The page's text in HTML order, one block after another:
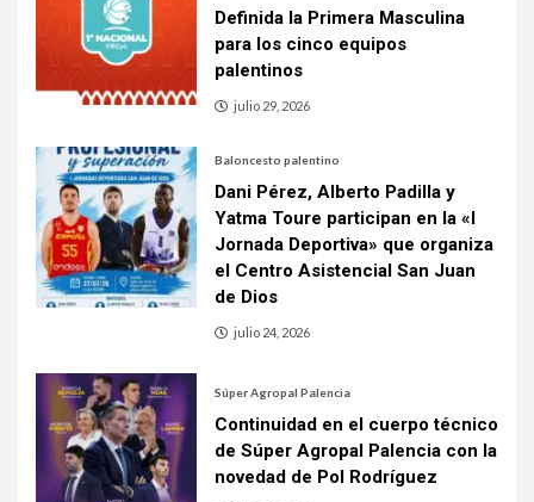
Definida la Primera Masculina
para los cinco equipos
palentinos
julio 29, 2026
Baloncesto palentino
Dani Pérez, Alberto Padilla y
Yatma Toure participan en la «I
Jornada Deportiva» que organiza
el Centro Asistencial San Juan
de Dios
julio 24, 2026
Súper Agropal Palencia
Continuidad en el cuerpo técnico
de Súper Agropal Palencia con la
novedad de Pol Rodríguez